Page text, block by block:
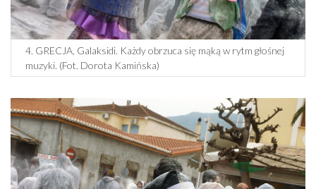
4. GRECJA, Galaksidi. Każdy obrzuca się mąką w rytm głośnej
muzyki. (Fot. Dorota Kamińska)